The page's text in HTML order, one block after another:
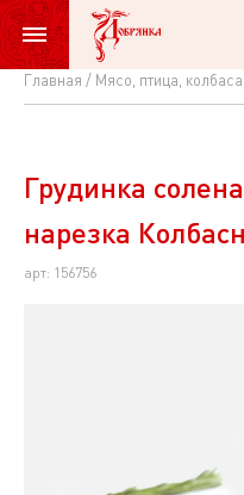
Главная Мясо, птица, колбаса
Грудинка
Домашняя
нарезка
Колбасный
Грудинка
нарезка
арт: 156756